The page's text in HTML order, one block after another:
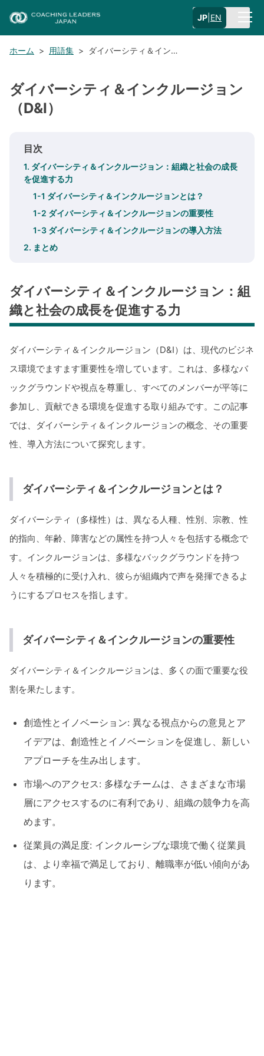
JP EN
ホーム > 用語集 > ダイバーシティ＆イン…
ダイバーシティ＆インクルージョン
（D&I）
目次
1. ダイバーシティ＆インクルージョン：組織と社会の成長
を促進する力
1-1 ダイバーシティ＆インクルージョンとは？
1-2 ダイバーシティ＆インクルージョンの重要性
1-3 ダイバーシティ＆インクルージョンの導入方法
2. まとめ
ダイバーシティ＆インクルージョン：組
織と社会の成長を促進する力
ダイバーシティ＆インクルージョン（D&I）は、現代のビジネ
ス環境でますます重要性を増しています。これは、多様なバ
ックグラウンドや視点を尊重し、すべてのメンバーが平等に
参加し、貢献できる環境を促進する取り組みです。この記事
では、ダイバーシティ＆インクルージョンの概念、その重要
性、導入方法について探究します。
ダイバーシティ＆インクルージョンとは？
ダイバーシティ（多様性）は、異なる人種、性別、宗教、性
的指向、年齢、障害などの属性を持つ人々を包括する概念で
す。インクルージョンは、多様なバックグラウンドを持つ
人々を積極的に受け入れ、彼らが組織内で声を発揮できるよ
うにするプロセスを指します。
ダイバーシティ＆インクルージョンの重要性
ダイバーシティ＆インクルージョンは、多くの面で重要な役
割を果たします。
創造性とイノベーション: 異なる視点からの意見とア
イデアは、創造性とイノベーションを促進し、新しい
アプローチを生み出します。
市場へのアクセス: 多様なチームは、さまざまな市場
層にアクセスするのに有利であり、組織の競争力を高
めます。
従業員の満足度: インクルーシブな環境で働く従業員
は、より幸福で満足しており、離職率が低い傾向があ
ります。